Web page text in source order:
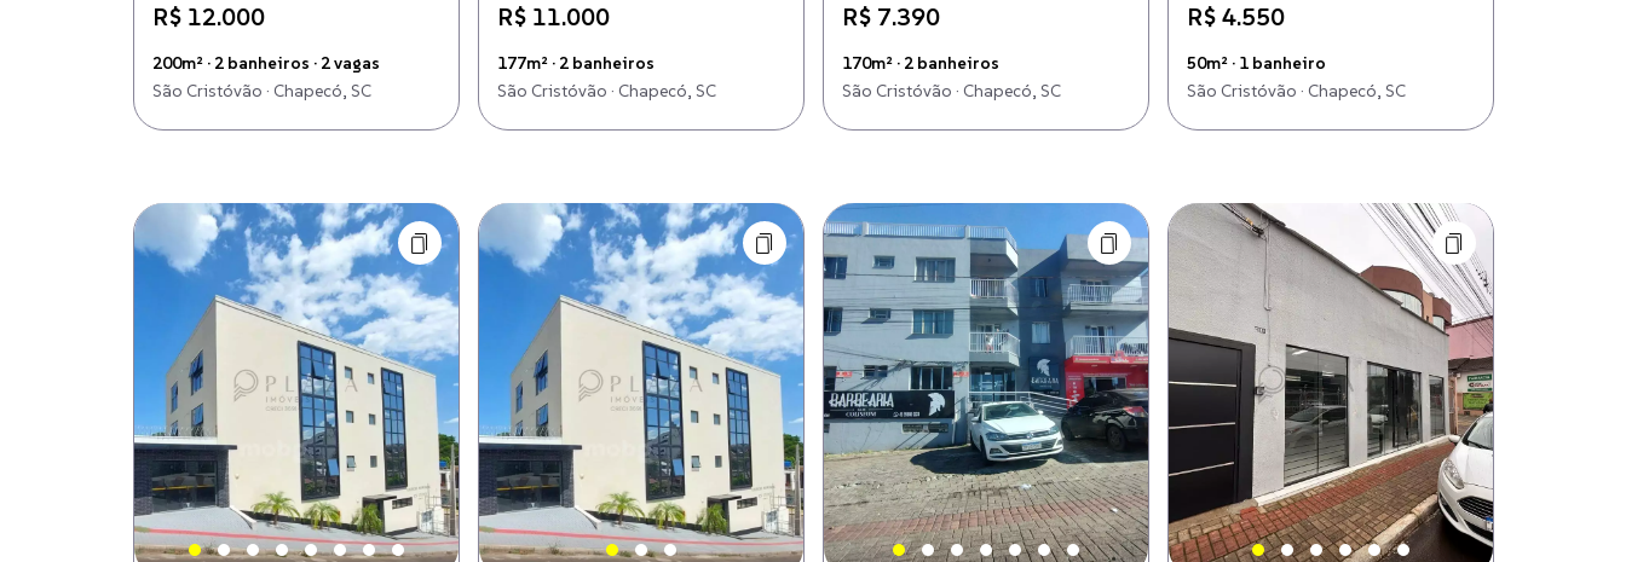
R$ 12.000
200m² · 2 banheiros · 2 vagas
São Cristóvão · Chapecó, SC
R$ 11.000
177m² · 2 banheiros
São Cristóvão · Chapecó, SC
R$ 7.390
170m² · 2 banheiros
São Cristóvão · Chapecó, SC
R$ 4.550
50m² · 1 banheiro
São Cristóvão · Chapecó, SC